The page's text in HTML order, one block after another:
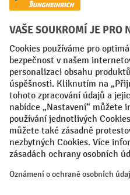
Sociální sítě
Facebook
YouTubeLinkedIn
VODP Otisk
Prohlášení o ochraně
Nastavení ochrany osobních
All prices excl. VAT plusshipping